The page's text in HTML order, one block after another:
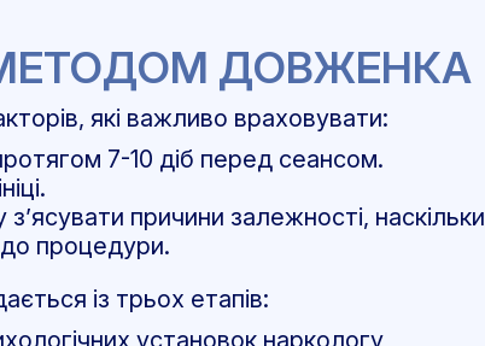
ДОВЖЕНКА
які важливо враховувати:
7-10 діб перед сеансом.
причини залежності, наскільки
до процедури.
із трьох етапів:
установок наркологу